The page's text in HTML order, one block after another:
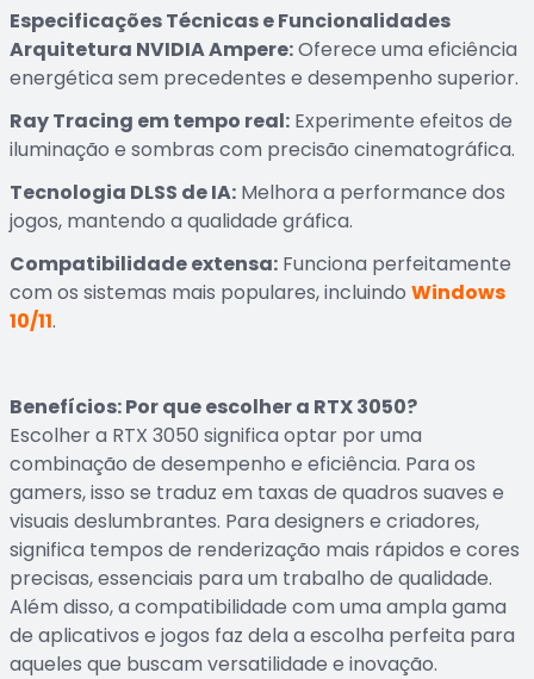
Especificações Técnicas e Funcionalidades
Arquitetura NVIDIA Ampere:Oferece uma eficiência
energética sem precedentes e desempenho superior.
Ray Tracing em tempo real: Experimente efeitos de
iluminação e sombras com precisão cinematográfica.
Tecnologia DLSS de IA: Melhora a performance dos
jogos, mantendo a qualidade gráfica.
Compatibilidade extensa: Funciona perfeitamente
com os sistemas mais populares, incluindo Windows
10/11.
Benefícios: Por que escolher a RTX 3050?
Escolher a RTX 3050 significa optar por uma
combinação de desempenho e eficiência. Para os
gamers, isso se traduz em taxas de quadros suaves e
visuais deslumbrantes. Para designers e criadores,
significa tempos de renderização mais rápidos e cores
precisas, essenciais para um trabalho de qualidade.
Além disso, a compatibilidade com uma ampla gama
de aplicativos e jogos faz dela a escolha perfeita para
aqueles que buscam versatilidade e inovação.